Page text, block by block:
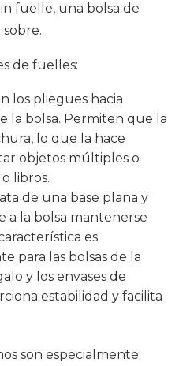
fuelle, una bolsa de
de fuelles:
los pliegues hacia
la bolsa. Permiten que la
lo que la hace
objetos múltiples o
libros.
de una base plana y
la bolsa mantenerse
es
para las bolsas de la
y los envases de
estabilidad y facilita
son especialmente